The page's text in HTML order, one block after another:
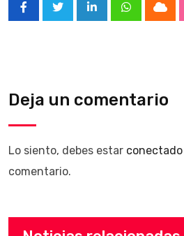
LinkedInWhatsappCloud
Deja un comentario
Lo siento, debes estar conectado
comentario.